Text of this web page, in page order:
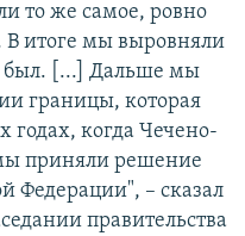
то же самое, ровно
В итоге мы выровняли
был. [...] Дальше мы
границы, которая
годах, когда Чечено-
приняли решение
Федерации", – сказал
правительства